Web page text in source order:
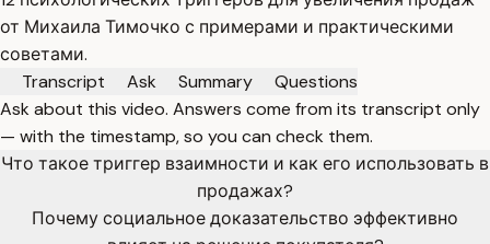
от Михаила Тимочко с примерами и практическими
советами.
Transcript
Ask Summary
Questions
Ask about this video. Answers come from its transcript only
— with the timestamp, so you can check them.
Что такое триггер взаимности и как его использовать в
продажах?
Почему социальное доказательство эффективно